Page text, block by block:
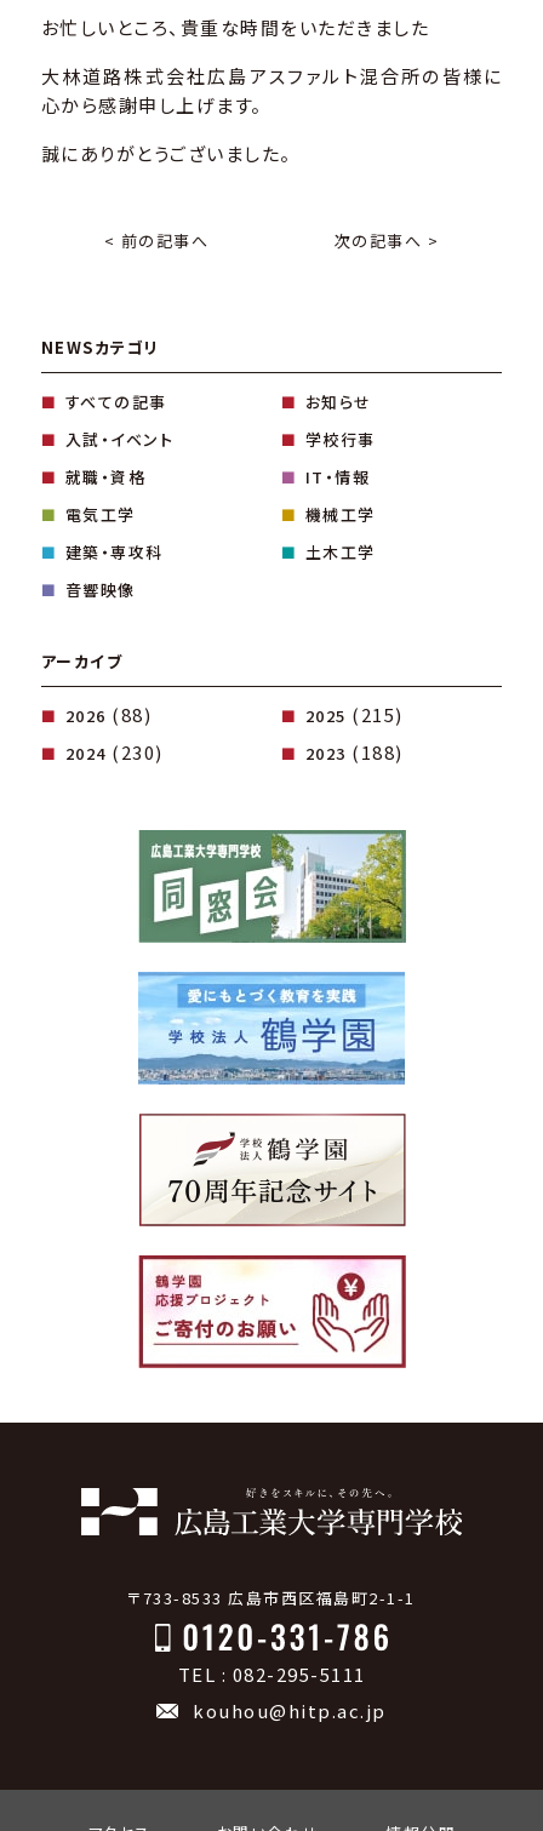
お忙しいところ、貴重な時間をいただきました
大林道路株式会社広島アスファルト混合所の皆様に
心から感謝申し上げます。
誠にありがとうございました。
< 前の記事へ 次の記事へ >
NEWSカテゴリ
すべての記事
お知らせ
入試・イベント
学校行事
就職・資格
IT・情報
電気工学
機械工学
建築・専攻科
土木工学
音響映像
アーカイブ
2026 (88) 2025 (215)
2024 (230) 2023 (188)
〒733-8533 広島市西区福島町2-1-1
TEL : 082-295-5111
kouhou@hitp.ac.jp